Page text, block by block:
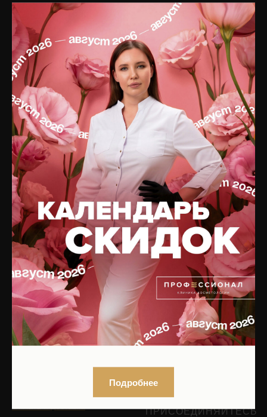
УСЛУГИ
Консультация и
диагностика
Инъекционная
косметология
PRP-терапия
Аппаратная косметология
Лазерная косметология
Терапевтическая
косметология
Коррекция фигуры
Общая терапия
Трихология
Неврология
Сочетанные протоколы
Подобрать процедуру
Записаться на приём
НАВИГАЦИЯ ПО
САЙТУ
Главная
Блог
Подписаться на рассылку
новостей
Цены
Отзывы
Специалисты
О клинике
Оборудование
Препараты
Юридическая информация
Вакансии
КОСМЕТИКА
БУДЬТЕ В КУРСЕ ОБ
РАССЫЛКУ,
ИЛИ
ПРИСОЕДИНЯЙТЕСЬ
Подробнее